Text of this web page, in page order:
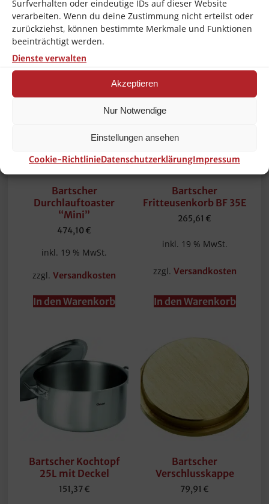
Surfverhalten oder eindeutige IDs auf dieser Website
verarbeiten. Wenn du deine Zustimmung nicht erteilst oder
zurückziehst, können bestimmte Merkmale und Funktionen
beeinträchtigt werden.
Dienste verwalten
Akzeptieren
Nur Notwendige
Einstellungen ansehen
Cookie-RichtlinieDatenschutzerklärungImpressum
Ähnliche Produkte
Bartscher
Durchlauftoaster
“Mini”
474,10 €
inkl. 19 % MwSt.
zzgl.Versandkosten
In den Warenkorb
Bartscher
Fritteusenkorb BF 35E
265,61 €
inkl. 19 % MwSt.
zzgl. Versandkosten
In den Warenkorb
Bartscher Kochtopf
25L mit Deckel
151,37€
Bartscher
Verschlusskappe
79,91 €